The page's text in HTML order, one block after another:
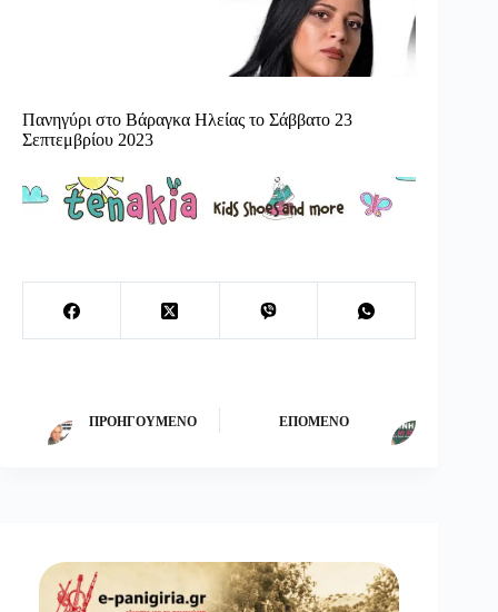
Πανηγύρι στο Βάραγκα Ηλείας το Σάββατο 23
Σεπτεμβρίου 2023
ΠΡΟΗΓΟΎΜΕΝΟ ΕΠΌΜΕΝΟ